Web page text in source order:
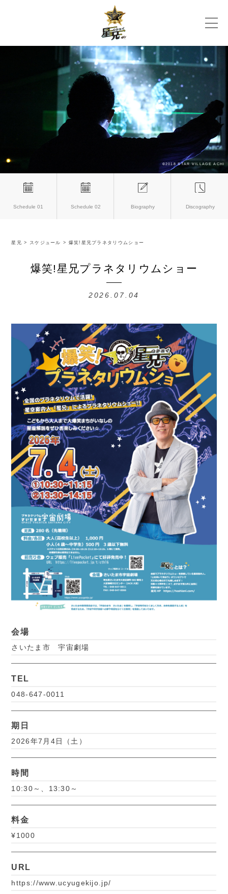
Schedule 01 Schedule 02 Biography Discography
星兄 > スケジュール > 爆笑!星兄プラネタリウムショー
爆笑!星兄プラネタリウムショー
2026.07.04
会場
さいたま市 宇宙劇場
TEL
048-647-0011
期日
2026年7月4日（土）
時間
10:30～、13:30～
料金
¥1000
URL
https://www.ucyugekijo.jp/